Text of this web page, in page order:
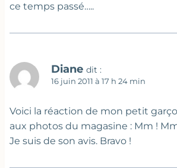
ce temps passé…..
Diane dit :
16 juin 2011 à 17 h 24 min
Voici la réaction de mon petit
aux photos du magasine : Mm !
Je suis de son avis. Bravo !